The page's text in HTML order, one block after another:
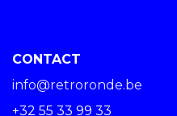
CONTACT
info@retroronde.be
+32 55 33 99 33